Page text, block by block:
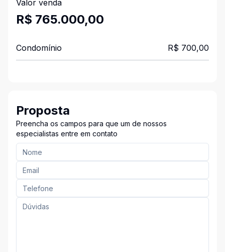
Valor venda
R$ 765.000,00
Condomínio R$ 700,00
Proposta
Preencha os campos para que um de nossos
especialistas entre em contato